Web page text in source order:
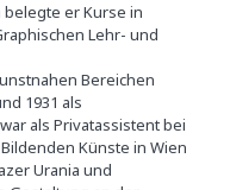
er Kurse in
Lehr- und
Bereichen
1931 als
als Privatassistent bei
Künste in Wien
Urania und